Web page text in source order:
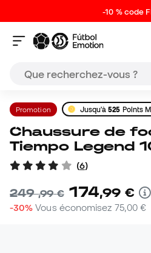
-10 % code
Promotion Jusqu'à525 Points
Chaussure de football Nike
Tiempo Legend
(6)
249,99 € 174,99 €
-30% Vous économisez 75,00 €